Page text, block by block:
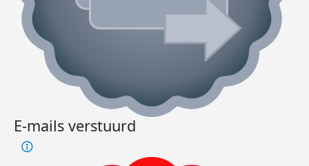
E-mails verstuurd